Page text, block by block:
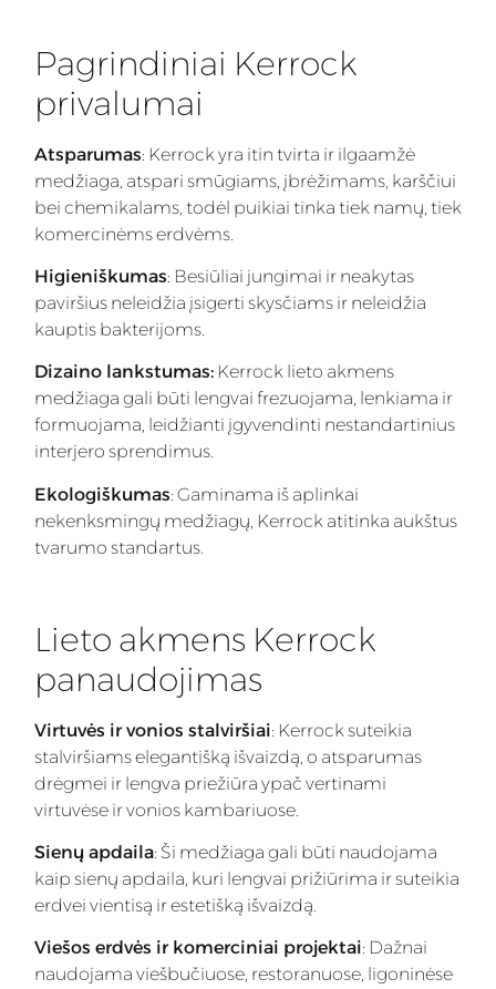
Pagrindiniai Kerrock
privalumai
Atsparumas: Kerrock yra itin tvirta ir ilgaamžė
medžiaga, atspari smūgiams, įbrėžimams, karščiui
bei chemikalams, todėl puikiai tinka tiek namų, tiek
komercinėms erdvėms.
Higieniškumas: Besiūliai jungimai ir neakytas
paviršius neleidžia įsigerti skysčiams ir neleidžia
kauptis bakterijoms.
Dizaino lankstumas: Kerrock lieto akmens
medžiaga gali būti lengvai frezuojama, lenkiama ir
formuojama, leidžianti įgyvendinti nestandartinius
interjero sprendimus.
Ekologiškumas: Gaminama iš aplinkai
nekenksmingų medžiagų, Kerrock atitinka aukštus
tvarumo standartus.
Lieto akmens Kerrock
panaudojimas
Virtuvės ir vonios stalviršiai: Kerrock suteikia
stalviršiams elegantišką išvaizdą, o atsparumas
drėgmei ir lengva priežiūra ypač vertinami
virtuvėse ir vonios kambariuose.
Sienų apdaila: Ši medžiaga gali būti naudojama
kaip sienų apdaila, kuri lengvai prižiūrima ir suteikia
erdvei vientisą ir estetišką išvaizdą.
Viešos erdvės ir komerciniai projektai: Dažnai
naudojama viešbučiuose, restoranuose, ligoninėse